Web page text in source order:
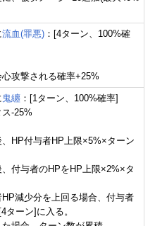
流血(罪悪) ：[4ターン、100%確
心攻撃される確率+25%
鬼纏 ：[1ターン、100%確率]
ス-25%
、HP付与者HP上限×5%×ターン
、付与者のHPをHP上限×2%×タ
HP減少分を上回る場合、付与者
ターン]に入る。